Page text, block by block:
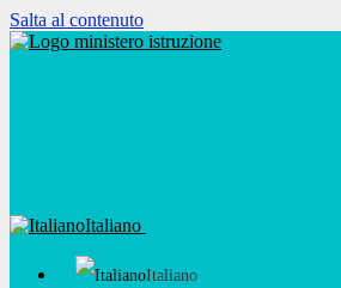
Salta al contenuto
Italiano
Italiano